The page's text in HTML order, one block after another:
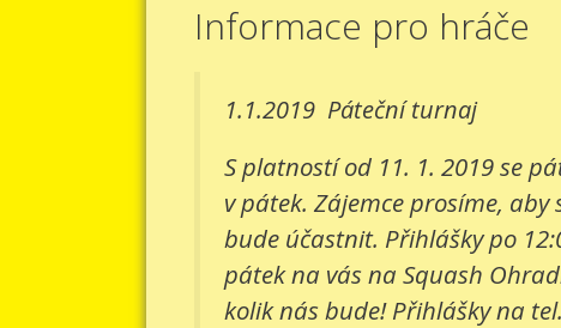
Informace pro hráče
1.1.2019 Páteční turnaj
S platností od 11. 1. 2019 se
v pátek. Zájemce prosíme,
bude účastnit. Přihlášky po
pátek na vás na Squash
kolik nás bude! Přihlášky na